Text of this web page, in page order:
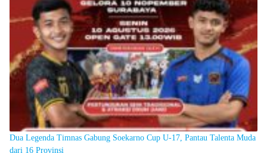
Dua Legenda Timnas Gabung Soekarno Cup U-17, Pantau Talenta Muda
dari 16 Provinsi